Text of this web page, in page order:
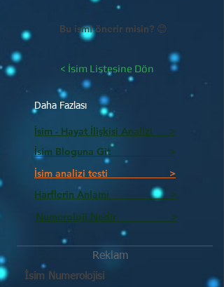
Bu ismi önerir misin? 😊
< İsim Listesine Dön
Daha Fazlası
İsim - Hayat İlişkisi Analizi >
İsim Bloguna Git >
İsim analizi testi >
Harflerin Anlamı >
Numeroloji Nedir_________ >
Reklam
İsim Numerolojisi